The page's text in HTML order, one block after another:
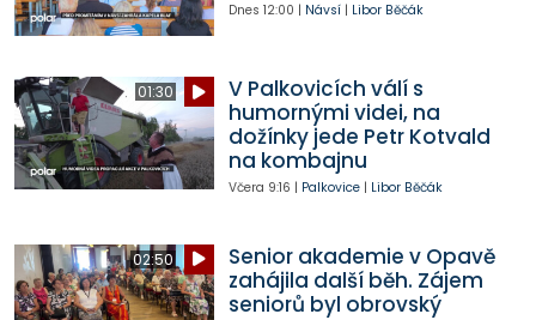
Dnes 12:00 | Návsí| Libor Běčák
01:30
V Palkovicích válí s
humornými videi, na
dožínky jede Petr Kotvald
na kombajnu
Včera 9:16 | Palkovice| Libor Běčák
02:50
Senior akademie v Opavě
zahájila další běh. Zájem
seniorů byl obrovský